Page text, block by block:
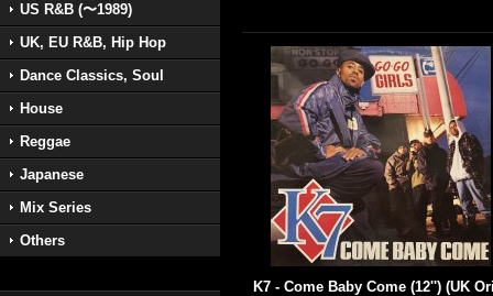
US R&B (〜1989)
UK, EU R&B, Hip Hop
Dance Classics, Soul
House
Reggae
Japanese
Mix Series
Others
K7 - Come Baby Come (12'') (UK